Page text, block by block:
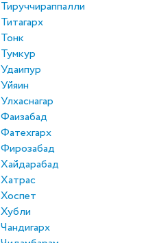
Тируччираппалли
Титагарх
Тонк
Тумкур
Удаипур
Уйяин
Улхаснагар
Фаизабад
Фатехгарх
Фирозабад
Хайдарабад
Хатрас
Хоспет
Хубли
Чандигарх